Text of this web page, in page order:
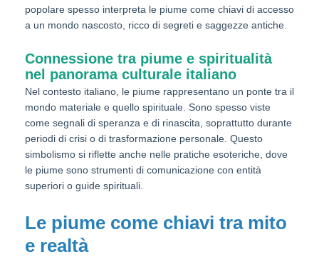
popolare spesso interpreta le piume come chiavi di accesso
a un mondo nascosto, ricco di segreti e saggezze antiche.
Connessione tra piume e spiritualità
nel panorama culturale italiano
Nel contesto italiano, le piume rappresentano un ponte tra il
mondo materiale e quello spirituale. Sono spesso viste
come segnali di speranza e di rinascita, soprattutto durante
periodi di crisi o di trasformazione personale. Questo
simbolismo si riflette anche nelle pratiche esoteriche, dove
le piume sono strumenti di comunicazione con entità
superiori o guide spirituali.
Le piume come chiavi tra mito
e realtà